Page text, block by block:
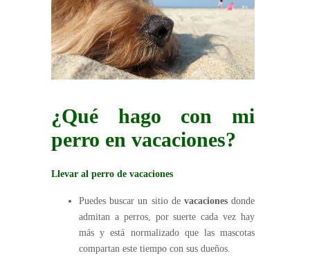
¿Qué hago con mi
perro en vacaciones?
Llevar al perro de vacaciones
Puedes buscar un sitio de vacacionesdonde
admitan a perros, por suerte cada vez hay
más y está normalizado que las mascotas
compartan este tiempo con sus dueños.